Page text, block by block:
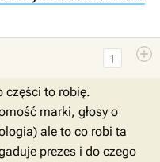
1
części to robię.
marki, głosy o
ale to co robi ta
prezes i do czego